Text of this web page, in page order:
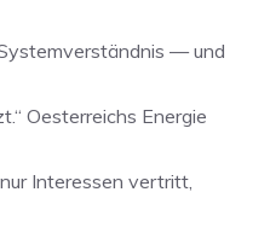
— und
Oesterreichs Energie
Interessen vertritt,